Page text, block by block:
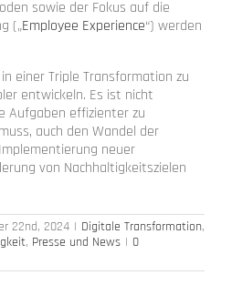
sowie der Fokus auf die
(„Employee Experience“) werden
einer Triple Transformation zu
entwickeln. Es ist nicht
Aufgaben effizienter zu
auch den Wandel der
neuer
von Nachhaltigkeitszielen
22nd, 2024 | Digitale Transformation,
, Presse und News | 0